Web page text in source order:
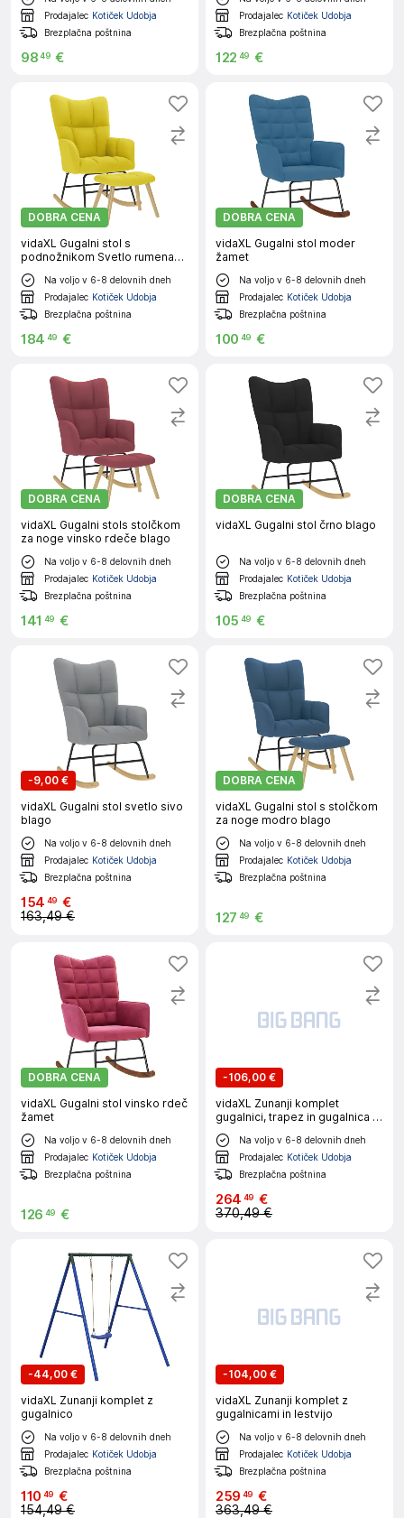
Prodajalec Kotiček Udobja
Brezplačna poštnina
9849 €
Prodajalec Kotiček Udobja
Brezplačna poštnina
122 49 €
DOBRA CENA
vidaXL Gugalni stol s
podnožnikom Svetlo rumena
tkanina
Na voljo v 6-8 delovnih dneh
Prodajalec Kotiček Udobja
Brezplačna poštnina
184 49 €
DOBRA CENA
vidaXL Gugalni stol moder
žamet
Na voljo v 6-8 delovnih dneh
Prodajalec Kotiček Udobja
Brezplačna poštnina
100 49 €
DOBRA CENA
vidaXL Gugalni stols stolčkom
za noge vinsko rdeče blago
Na voljo v 6-8 delovnih dneh
Prodajalec Kotiček Udobja
Brezplačna poštnina
141 49 €
DOBRA CENA
vidaXL Gugalni stol črno blago
Na voljo v 6-8 delovnih dneh
Prodajalec Kotiček Udobja
Brezplačna poštnina
105 49 €
-9,00 €
vidaXL Gugalni stol svetlo sivo
blago
Na voljo v 6-8 delovnih dneh
Prodajalec Kotiček Udobja
Brezplačna poštnina
154 49 €
163,49 €
DOBRA CENA
vidaXL Gugalni stol s stolčkom
za noge modro blago
Na voljo v 6-8 delovnih dneh
Prodajalec Kotiček Udobja
Brezplačna poštnina
127 49 €
DOBRA CENA
vidaXL Gugalni stol vinsko rdeč
žamet
Na voljo v 6-8 delovnih dneh
Prodajalec Kotiček Udobja
Brezplačna poštnina
126 49 €
-106,00 €
vidaXL Zunanji komplet
gugalnici, trapez in gugalnica s
stopničkami
Na voljo v 6-8 delovnih dneh
Prodajalec Kotiček Udobja
Brezplačna poštnina
264 49 €
370,49 €
-44,00 €
vidaXL Zunanji komplet z
gugalnico
Na voljo v 6-8 delovnih dneh
Prodajalec Kotiček Udobja
Brezplačna poštnina
110 49 €
154,49 €
-104,00 €
vidaXL Zunanji komplet z
gugalnicami in lestvijo
Na voljo v 6-8 delovnih dneh
Prodajalec Kotiček Udobja
Brezplačna poštnina
259 49 €
363,49 €